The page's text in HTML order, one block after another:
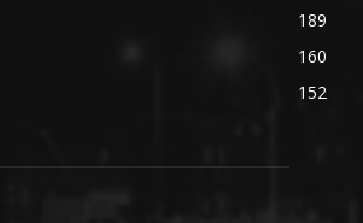
189
160
152